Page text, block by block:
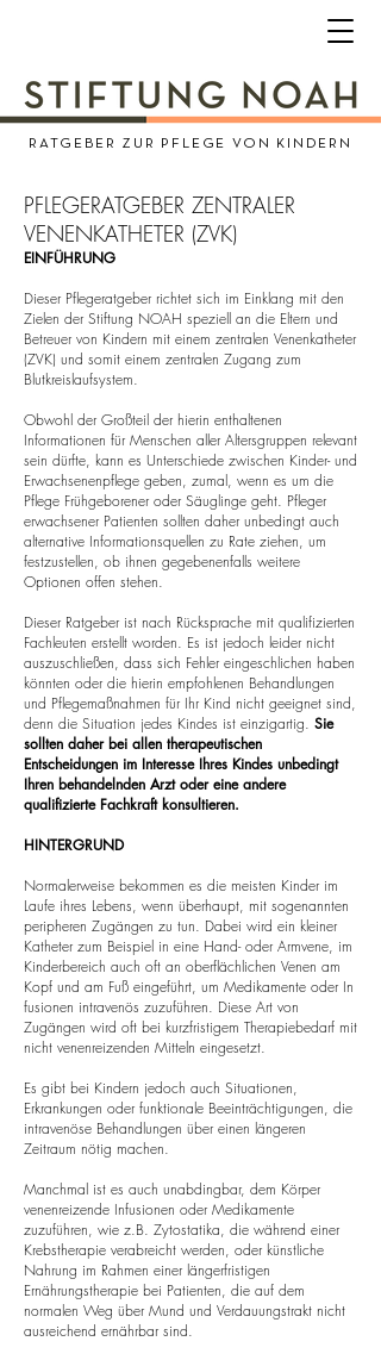
RATGEBER ZUR PFLEGE VON KINDERN
PFLEGERATGEBER ZENTRALER
VENENKATHETER (ZVK)
EINFÜHRUNG​
Dieser Pflegeratgeber richtet sich im Einklang mit den
Zielen der Stiftung NOAH speziell an die Eltern und
Betreuer von Kindern mit einem zentralen Venenkatheter
(ZVK) und somit einem zentralen Zugang zum
Blutkreislaufsystem.
Obwohl der Großteil der hierin enthaltenen
Informationen für Menschen aller Altersgruppen relevant
sein dürfte, kann es Unterschiede zwischen Kinder- und
Erwachsenenpflege geben, zumal, wenn es um die
Pflege Frühgeborener oder Säuglinge geht. Pfleger
erwachsener Patienten sollten daher unbedingt auch
alternative Informationsquellen zu Rate ziehen, um
festzustellen, ob ihnen gegebenenfalls weitere
Optionen offen stehen.
Dieser Ratgeber ist nach Rücksprache mit qualifizierten
Fachleuten erstellt worden. Es ist jedoch leider nicht
auszuschließen, dass sich Fehler eingeschlichen haben
könnten oder die hierin empfohlenen Behandlungen
und Pflegemaßnahmen für Ihr Kind nicht geeignet sind,
denn die Situation jedes Kindes ist einzigartig. Sie
sollten daher bei allen therapeutischen
Entscheidungen im Interesse Ihres Kindes unbedingt
Ihren behandelnden Arzt oder eine andere
qualifizierte Fachkraft konsultieren.
HINTERGRUND
Normalerweise bekommen es die meisten Kinder im
Laufe ihres Lebens, wenn überhaupt, mit sogenannten
peripheren Zugängen zu tun. Dabei wird ein kleiner
Katheter zum Beispiel in eine Hand- oder Armvene, im
Kinderbereich auch oft an oberflächlichen Venen am
Kopf und am Fuß eingeführt, um Medikamente oder In
fusionen intravenös zuzuführen. Diese Art von
Zugängen wird oft bei kurzfristigem Therapiebedarf mit
nicht venenreizenden Mitteln eingesetzt.
Es gibt bei Kindern jedoch auch Situationen,
Erkrankungen oder funktionale Beeinträchtigungen, die
intravenöse Behandlungen über einen längeren
Zeitraum nötig machen.
Manchmal ist es auch unabdingbar, dem Körper
venenreizende Infusionen oder Medikamente
zuzuführen, wie z.B. Zytostatika, die während einer
Krebstherapie verabreicht werden, oder künstliche
Nahrung im Rahmen einer längerfristigen
Ernährungstherapie bei Patienten, die auf dem
normalen Weg über Mund und Verdauungstrakt nicht
ausreichend ernährbar sind.